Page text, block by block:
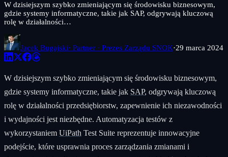
W dzisiejszym szybko zmieniającym się środowisku biznesowym,
gdzie systemy informatyczne, takie jak SAP, odgrywają kluczową
rolę w działalności…
Jacek Bugajski· Partner · Prezes Zarządu SNOK·29 marca 2024
W dzisiejszym szybko zmieniającym się środowisku biznesowym,
gdzie systemy informatyczne, takie jak SAP, odgrywają kluczową
rolę w działalności przedsiębiorstw, zapewnienie ich niezawodności
i wydajności jest niezbędne. Automatyzacja testów z
wykorzystaniem UiPath Test Suite reprezentuje innowacyjne
podejście, które usprawnia proces zarządzania zmianami i